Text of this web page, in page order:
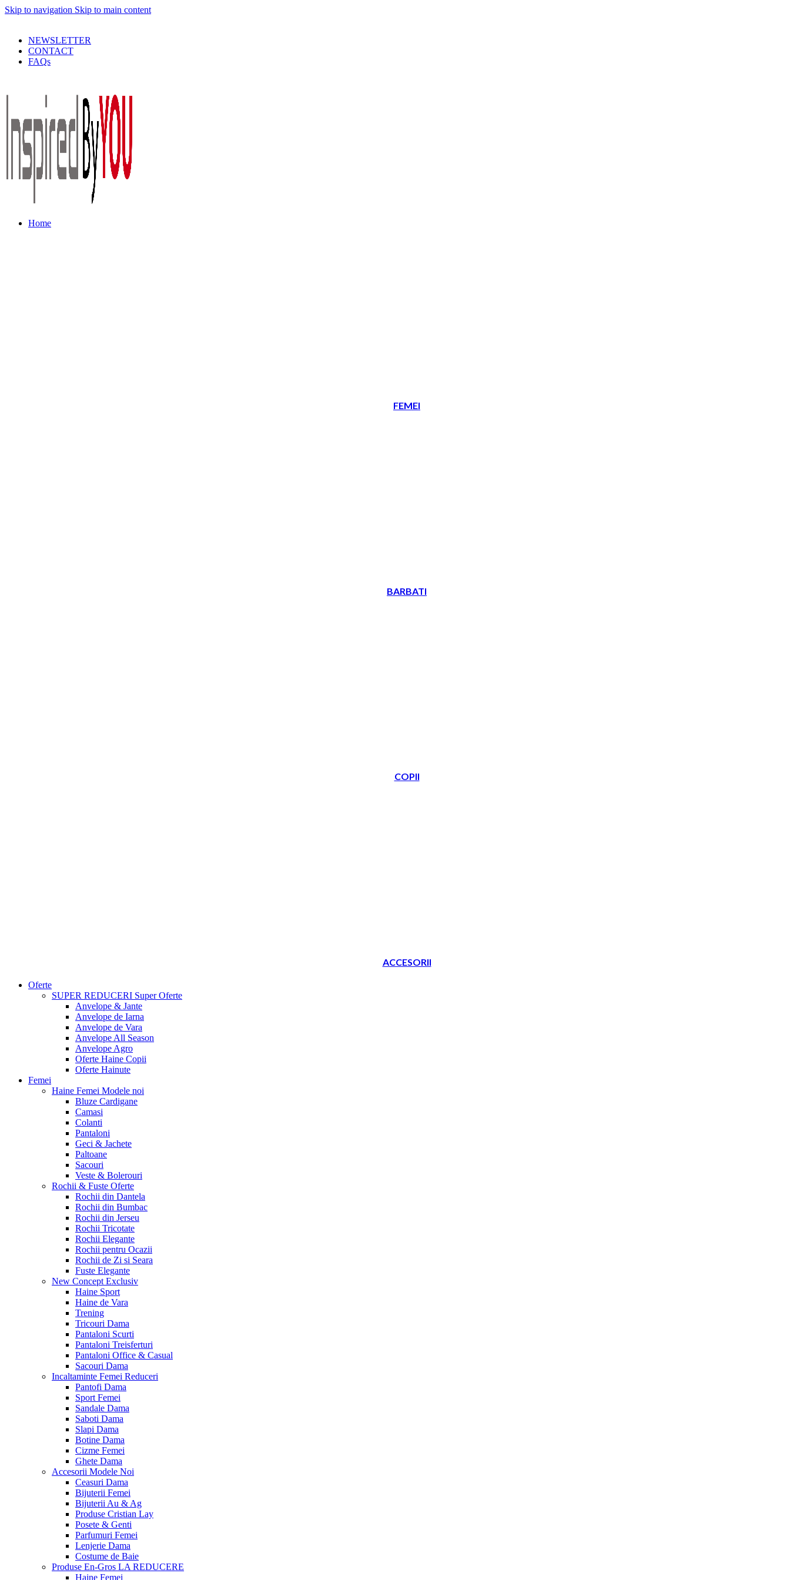
Skip to navigation Skip to main content
NEWSLETTER
CONTACT
FAQs
Home
FEMEI
BARBATI
COPII
ACCESORII
Oferte
SUPER REDUCERI Super Oferte
Anvelope & Jante
Anvelope de Iarna
Anvelope de Vara
Anvelope All Season
Anvelope Agro
Oferte Haine Copii
Oferte Hainute
Femei
Haine Femei Modele noi
Bluze Cardigane
Camasi
Colanti
Pantaloni
Geci & Jachete
Paltoane
Sacouri
Veste & Bolerouri
Rochii & Fuste Oferte
Rochii din Dantela
Rochii din Bumbac
Rochii din Jerseu
Rochii Tricotate
Rochii Elegante
Rochii pentru Ocazii
Rochii de Zi si Seara
Fuste Elegante
New Concept Exclusiv
Haine Sport
Haine de Vara
Trening
Tricouri Dama
Pantaloni Scurti
Pantaloni Treisferturi
Pantaloni Office & Casual
Sacouri Dama
Incaltaminte Femei Reduceri
Pantofi Dama
Sport Femei
Sandale Dama
Saboti Dama
Slapi Dama
Botine Dama
Cizme Femei
Ghete Dama
Accesorii Modele Noi
Ceasuri Dama
Bijuterii Femei
Bijuterii Au & Ag
Produse Cristian Lay
Posete & Genti
Parfumuri Femei
Lenjerie Dama
Costume de Baie
Produse En-Gros LA REDUCERE
Haine Femei